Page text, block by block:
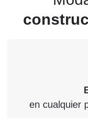
en cualquier